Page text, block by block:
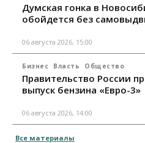
Думская гонка в
обойдется без
06 августа 2026, 15:00
Бизнес Власть Общество
Правительство России
выпуск бензина «Евро-3»
06 августа 2026, 14:00
Все материалы